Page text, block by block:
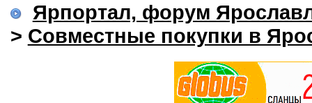
Ярпортал, форум
> Совместные покупки в